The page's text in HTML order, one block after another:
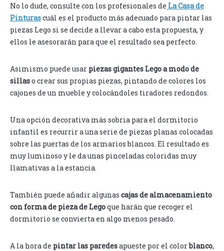
No lo dude, consulte con los profesionales de La Casa de
Pinturascuál es el producto más adecuado para pintar las
piezas Lego si se decide a llevar a cabo esta propuesta, y
ellos le asesorarán para que el resultado sea perfecto.
Asimismo puede usar piezas gigantes Lego a modo de
sillaso crear sus propias piezas, pintando de colores los
cajones de un mueble y colocándoles tiradores redondos.
Una opción decorativa más sobria para el dormitorio
infantil es recurrir a una serie de piezas planas colocadas
sobre las puertas de los armarios blancos. El resultado es
muy luminoso y le da unas pinceladas coloridas muy
llamativas a la estancia.
También puede añadir algunas cajas de almacenamiento
con forma de pieza de Legoque harán que recoger el
dormitorio se convierta en algo menos pesado.
A la hora de pintar las paredesapueste por el colorblanco,